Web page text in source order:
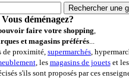
déménagez?
faire votre shopping,
et magasins préférés...
de proximité, supermarchés,
, les magasins de jouetset les
s'ils sont proposés par ces